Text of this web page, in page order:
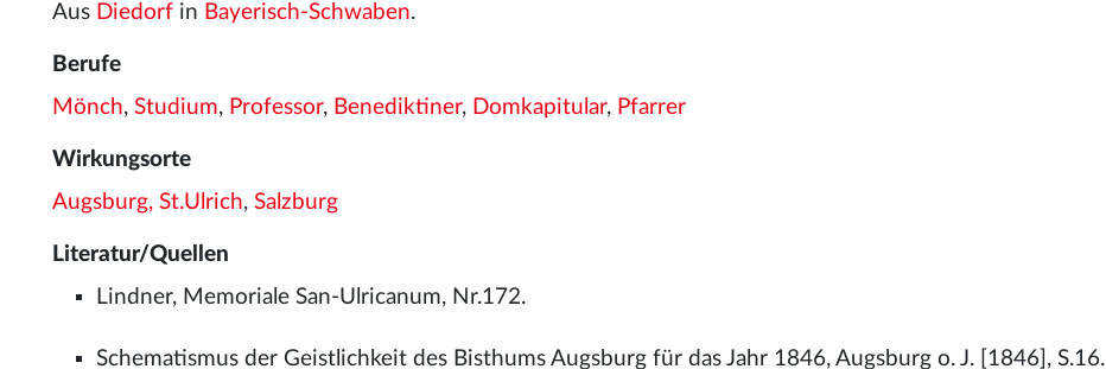
Aus Diedorf in Bayerisch-Schwaben.
Berufe
Mönch, Studium, Professor, Benediktiner, Domkapitular, Pfarrer
Wirkungsorte
Augsburg, St.Ulrich, Salzburg
Literatur/Quellen
Lindner, Memoriale San-Ulricanum, Nr.172.
Schematismus der Geistlichkeit des Bisthums Augsburg für das Jahr 1846, Augsburg o. J. [1846], S.16.